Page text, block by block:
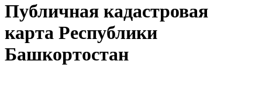
Публичная кадастровая
карта Республики
Башкортостан